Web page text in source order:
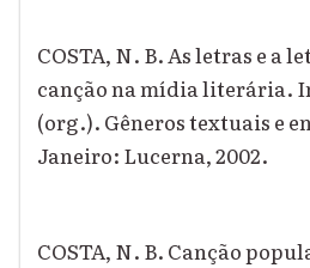
COSTA, N. B. As letras e a
canção na mídia literária.
(org.). Gêneros textuais e
Janeiro: Lucerna, 2002.
COSTA, N. B. Canção